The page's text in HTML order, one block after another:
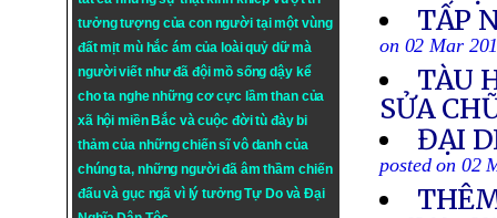
tưởng tượng của con người tại một vùng
đất mịt mù hắc ám của loài quỷ dữ mà
người viết như đã đội mồ sống dậy kể
cho ta nghe những cơ cực lầm than của
xã hội miền Bắc và cuộc đời tù đày bi
thảm của những chiến sĩ vô danh của
chúng ta, những người đã âm thầm chiến
đấu và gục ngã vì lý tưởngTự DovàĐại
TẤP
on 02 Mar
TÀU
SỬA
ĐẠI
posted on 02